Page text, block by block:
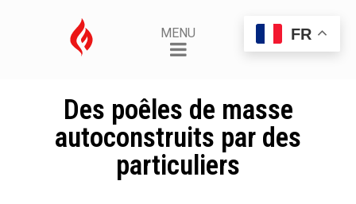
MENU
Des poêles de masse
autoconstruits par des
particuliers
FR